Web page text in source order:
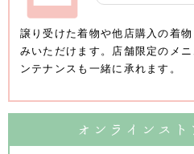
譲り受けた着物や他店購入の着
みいただけます。店舗限定のメ
ンテナンスも一緒に承れます。
オンラインスト